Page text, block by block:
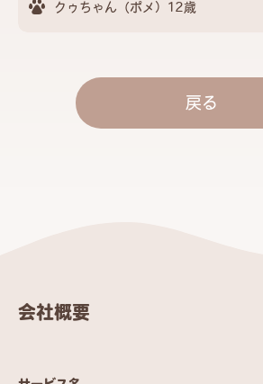
クゥちゃん（ポメ）12歳
戻る
会社概要